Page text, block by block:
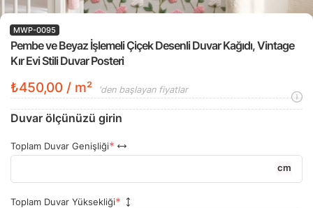
Pembe ve Beyaz İşlemeli Çiçek Desenli Duvar Kağıdı, Vintage
Kır Evi Stili Duvar Posteri
MWP-0095
₺450,00 / m² 'den başlayan fiyatlar
Duvar ölçünüzü girin
Toplam Duvar Genişliği
cm
Toplam Duvar Yüksekliği